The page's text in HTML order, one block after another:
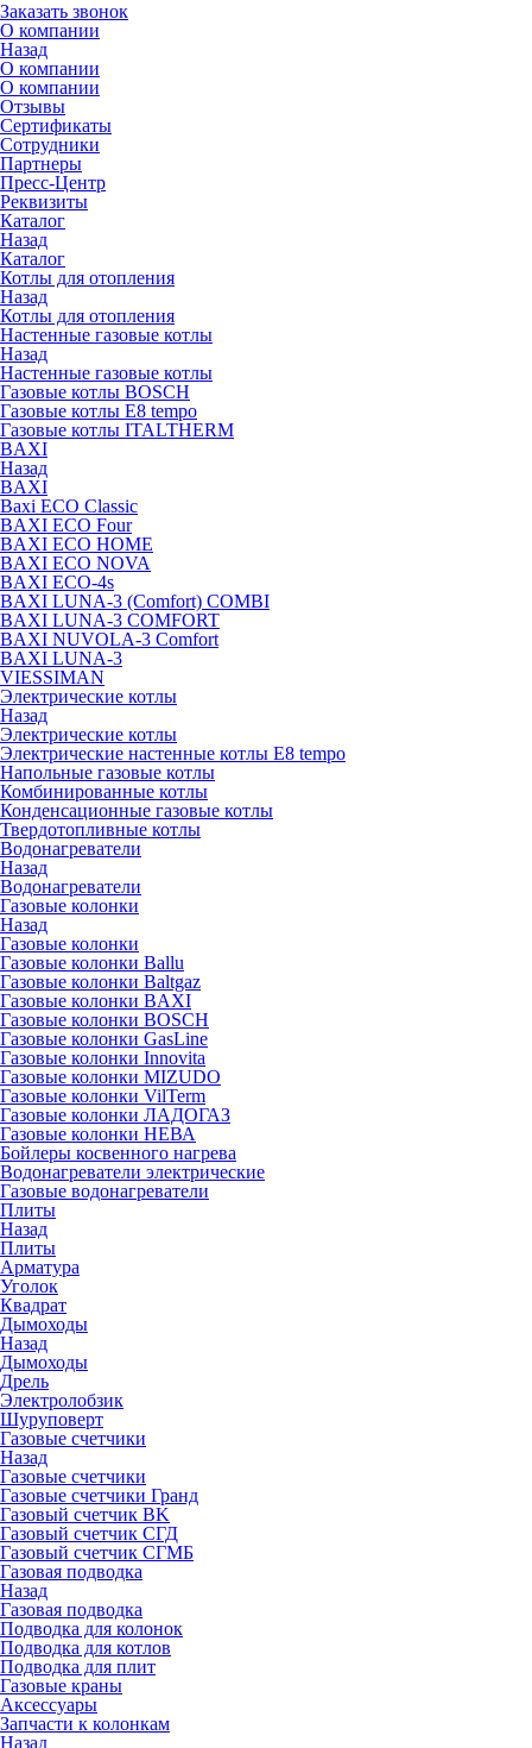
Заказать звонок
О компании
Назад
О компании
О компании
Отзывы
Сертификаты
Сотрудники
Партнеры
Пресс-Центр
Реквизиты
Каталог
Назад
Каталог
Котлы для отопления
Назад
Котлы для отопления
Настенные газовые котлы
Назад
Настенные газовые котлы
Газовые котлы BOSCH
Газовые котлы E8 tempo
Газовые котлы ITALTHERM
BAXI
Назад
BAXI
Baxi ECO Classic
BAXI ECO Four
BAXI ECO HOME
BAXI ECO NOVA
BAXI ECO-4s
BAXI LUNA-3 (Comfort) COMBI
BAXI LUNA-3 COMFORT
BAXI NUVOLA-3 Comfort
BAXI LUNA-3
VIESSIMAN
Электрические котлы
Назад
Электрические котлы
Электрические настенные котлы E8 tempo
Напольные газовые котлы
Комбинированные котлы
Конденсационные газовые котлы
Твердотопливные котлы
Водонагреватели
Назад
Водонагреватели
Газовые колонки
Назад
Газовые колонки
Газовые колонки Ballu
Газовые колонки Baltgaz
Газовые колонки BAXI
Газовые колонки BOSCH
Газовые колонки GasLine
Газовые колонки Innovita
Газовые колонки MIZUDO
Газовые колонки VilTerm
Газовые колонки ЛАДОГАЗ
Газовые колонки НЕВА
Бойлеры косвенного нагрева
Водонагреватели электрические
Газовые водонагреватели
Плиты
Назад
Плиты
Арматура
Уголок
Квадрат
Дымоходы
Назад
Дымоходы
Дрель
Электролобзик
Шуруповерт
Газовые счетчики
Назад
Газовые счетчики
Газовые счетчики Гранд
Газовый счетчик BK
Газовый счетчик СГД
Газовый счетчик СГМБ
Газовая подводка
Назад
Газовая подводка
Подводка для колонок
Подводка для котлов
Подводка для плит
Газовые краны
Аксессуары
Запчасти к колонкам
Назад